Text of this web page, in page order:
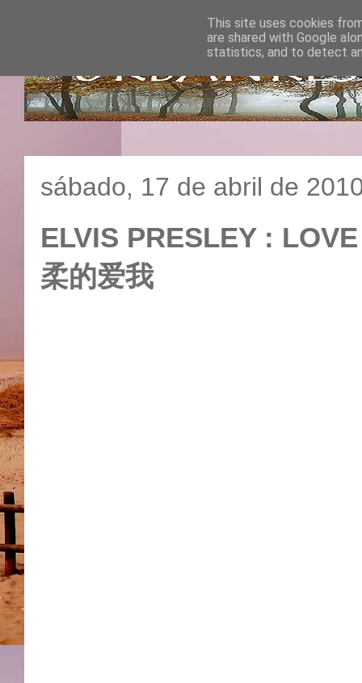
sábado, 17 de abril de
ELVIS PRESLEY :
柔的爱我
This site uses cookies
are shared with Google
statistics, and to detect